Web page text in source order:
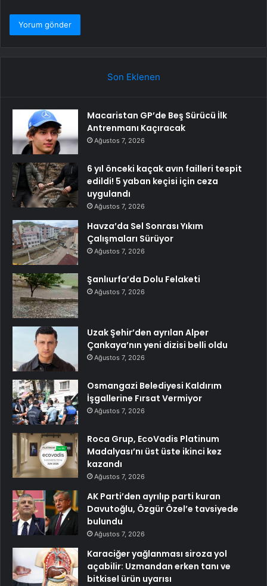
Son Eklenen
Macaristan GP’de Beş Sürücü İlk
Antrenmanı Kaçıracak
Ağustos 7, 2026
6 yıl önceki kaçak avın failleri tespit
edildi! 5 yaban keçisi için ceza
uygulandı
Ağustos 7, 2026
Havza’da Sel Sonrası Yıkım
Çalışmaları Sürüyor
Ağustos 7, 2026
Şanlıurfa’da Dolu Felaketi
Ağustos 7, 2026
Uzak Şehir’den ayrılan Alper
Çankaya’nın yeni dizisi belli oldu
Ağustos 7, 2026
Osmangazi Belediyesi Kaldırım
İşgallerine Fırsat Vermiyor
Ağustos 7, 2026
Roca Grup, EcoVadis Platinum
Madalyası’nı üst üste ikinci kez
kazandı
Ağustos 7, 2026
AK Parti’den ayrılıp parti kuran
Davutoğlu, Özgür Özel’e tavsiyede
bulundu
Ağustos 7, 2026
Karaciğer yağlanması siroza yol
açabilir: Uzmandan erken tanı ve
bitkisel ürün uyarısı